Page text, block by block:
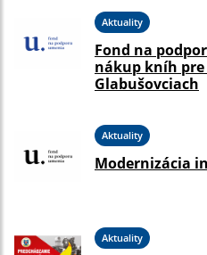
Aktuality
Fond na
nákup kníh
Glabušovciach
Aktuality
Modernizácia
Aktuality